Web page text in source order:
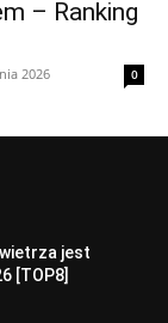
– Ranking
2026 0
jest
[TOP8]